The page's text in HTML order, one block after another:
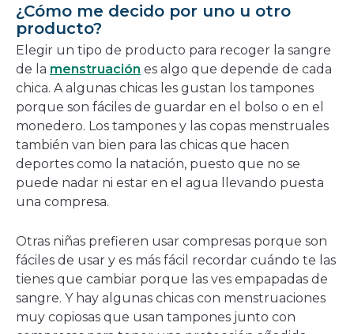
¿Cómo me decido por uno u otro
producto?
Elegir un tipo de producto para recoger la sangre
de la menstruación es algo que depende de cada
chica. A algunas chicas les gustan los tampones
porque son fáciles de guardar en el bolso o en el
monedero. Los tampones y las copas menstruales
también van bien para las chicas que hacen
deportes como la natación, puesto que no se
puede nadar ni estar en el agua llevando puesta
una compresa.
Otras niñas prefieren usar compresas porque son
fáciles de usar y es más fácil recordar cuándo te las
tienes que cambiar porque las ves empapadas de
sangre. Y hay algunas chicas con menstruaciones
muy copiosas que usan tampones junto con